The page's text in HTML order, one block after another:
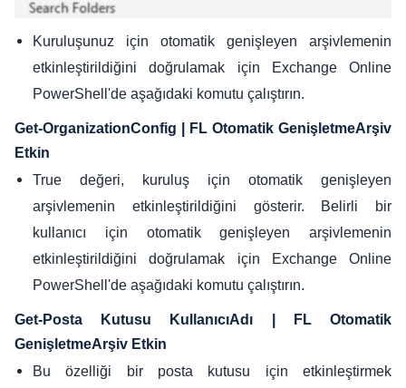
Kuruluşunuz için otomatik genişleyen arşivlemenin
etkinleştirildiğini doğrulamak için Exchange Online
PowerShell'de aşağıdaki komutu çalıştırın.
Get-OrganizationConfig | FL Otomatik GenişletmeArşiv
Etkin
True değeri, kuruluş için otomatik genişleyen
arşivlemenin etkinleştirildiğini gösterir. Belirli bir
kullanıcı için otomatik genişleyen arşivlemenin
etkinleştirildiğini doğrulamak için Exchange Online
PowerShell'de aşağıdaki komutu çalıştırın.
Get-Posta Kutusu KullanıcıAdı | FL Otomatik
GenişletmeArşiv Etkin
Bu özelliği bir posta kutusu için etkinleştirmek